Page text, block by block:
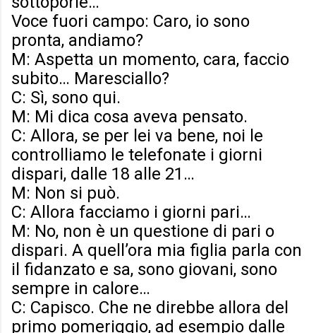
Voce fuori campo: Caro, io sono
pronta, andiamo?
M: Aspetta un momento, cara, faccio
subito… Maresciallo?
C: Sì, sono qui.
M: Mi dica cosa aveva pensato.
C: Allora, se per lei va bene, noi le
controlliamo le telefonate i giorni
dispari, dalle 18 alle 21…
M: Non si può.
C: Allora facciamo i giorni pari…
M: No, non è un questione di pari o
dispari. A quell’ora mia figlia parla con
il fidanzato e sa, sono giovani, sono
sempre in calore…
C: Capisco. Che ne direbbe allora del
primo pomeriggio, ad esempio dalle